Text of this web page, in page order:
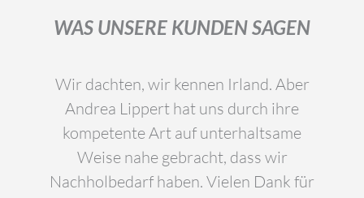
WAS UNSERE KUNDEN SAGEN
Wir dachten, wir kennen Irland. Aber
Andrea Lippert hat uns durch ihre
kompetente Art auf unterhaltsame
Weise nahe gebracht, dass wir
Nachholbedarf haben. Vielen Dank für